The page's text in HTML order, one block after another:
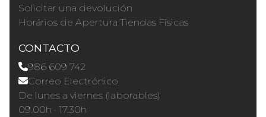
Solicitar una devolución
Horários de Apertura Tiendas Físicas
CONTACTO
986 609 742
Correo Electrónico
De lunes a viernes (laborables)
09.00h · 17.30h